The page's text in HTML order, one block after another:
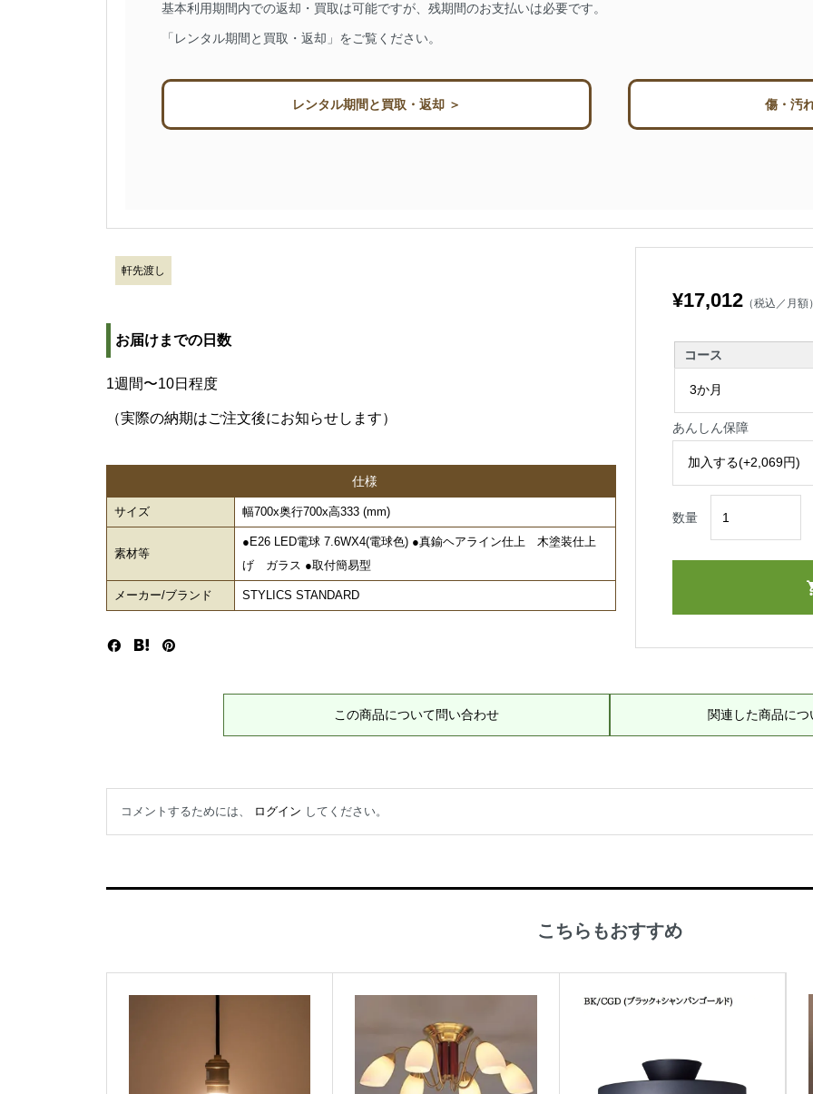
基本利用期間内での返却・買取は可能ですが、残期間のお支払いは必要です。
「レンタル期間と買取・返却」をご覧ください。
レンタル期間と買取・返却 ＞ 傷・汚
軒先渡し
お届けまでの日数
1週間〜10日程度
（実際の納期はご注文後にお知らせします）
仕様
サイズ 幅700x奥行700x高333 (mm)
素材等
●E26 LED電球 7.6WX4(電球色) ●真鍮ヘアライン仕上 木塗装仕上
げ ガラス ●取付簡易型
メーカー/ブランド STYLICS STANDARD
¥17,012（税込／月額
コース
あんしん保障
数量
この商品について問い合わせ 関連した商品に
コメントするためには、 ログイン してください。
こちらもおすすめ